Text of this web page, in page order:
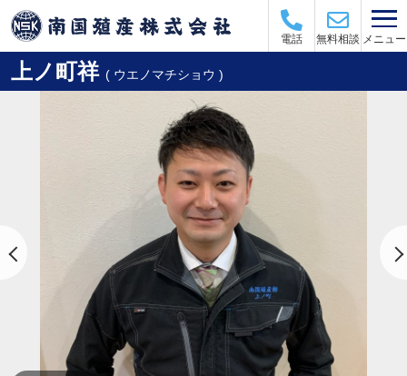
電話 無料相談 メニュー
上ノ町祥 ( ウエノマチショウ )